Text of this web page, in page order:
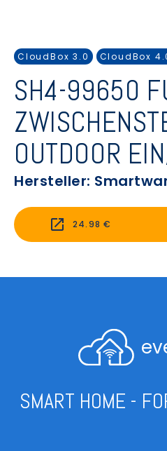
CloudBox 3.0 CloudBox
SH4-99650
OUTDOOR
Hersteller:
24.98 €
SMART HOME -